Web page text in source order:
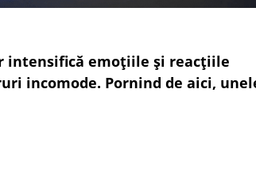
intensifică emoțiile și reacțiile
incomode. Pornind de aici,